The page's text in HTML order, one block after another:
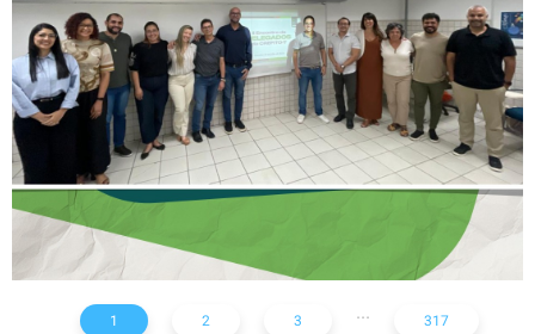
AÇÕES PARA TODO O
ESTADO
1 2 3 ... 317